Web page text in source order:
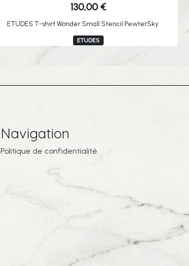
130,00 €
ETUDES T-shirt Wonder Small Stencil PewterSky
ETUDES
Navigation
Politique de confidentialité